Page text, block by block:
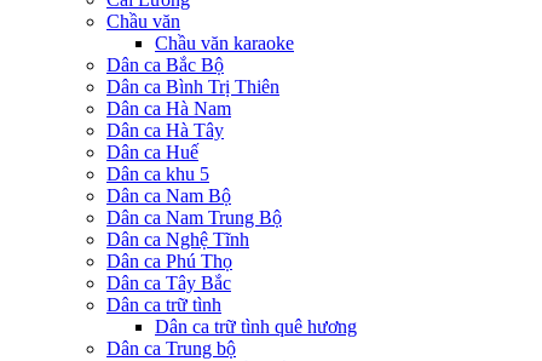
Chầu văn
Chầu văn karaoke
Dân ca Bắc Bộ
Dân ca Bình Trị Thiên
Dân ca Hà Nam
Dân ca Hà Tây
Dân ca Huế
Dân ca khu 5
Dân ca Nam Bộ
Dân ca Nam Trung Bộ
Dân ca Nghệ Tĩnh
Dân ca Phú Thọ
Dân ca Tây Bắc
Dân ca trữ tình
Dân ca trữ tình quê hương
Dân ca Trung bộ